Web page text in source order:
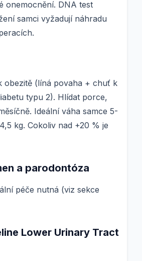
onemocnění. DNA test
samci vyžadují náhradu
obezitě (líná povaha + chuť k
typu 2). Hlídat porce,
Ideální váha samce 5-
kg. Cokoliv nad +20 % je
a parodontóza
péče nutná (viz sekce
Lower Urinary Tract